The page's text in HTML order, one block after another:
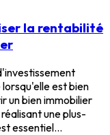
la rentabilité
est bien
un bien immobilier
une plus-
essentiel...